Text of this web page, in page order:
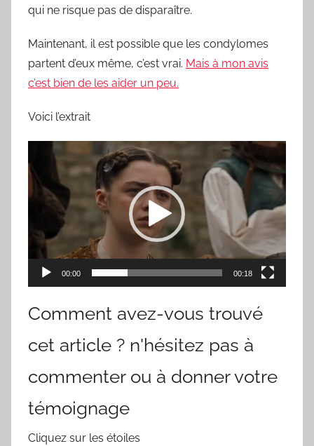
qui ne risque pas de disparaître.
Maintenant, il est possible que les condylomes
partent d’eux même, c’est vrai. Mais à mon avis
c’est bien de les aider un peu.
Voici l’extrait
Lecteur
vidéo
00:00 00:18
Comment avez-vous trouvé
cet article ? n'hésitez pas à
commenter ou à donner votre
témoignage
Cliquez sur les étoiles